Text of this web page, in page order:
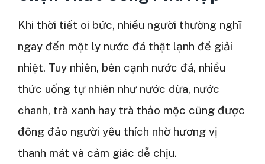
Khi thời tiết oi bức, nhiều người thường nghĩ
ngay đến một ly nước đá thật lạnh để giải
nhiệt. Tuy nhiên, bên cạnh nước đá, nhiều
thức uống tự nhiên như nước dừa, nước
chanh, trà xanh hay trà thảo mộc cũng được
đông đảo người yêu thích nhờ hương vị
thanh mát và cảm giác dễ chịu.